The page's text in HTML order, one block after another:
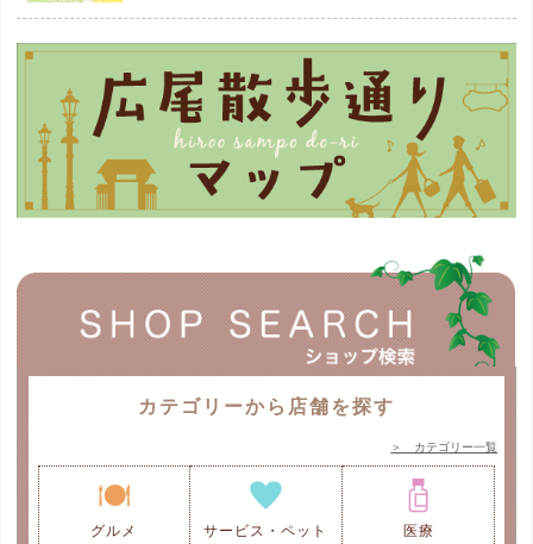
カテゴリーから店舗を探す
＞ カテゴリー一覧
グルメ サービス・ペット 医療